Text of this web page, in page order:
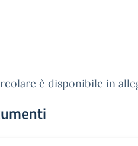
è disponibile in